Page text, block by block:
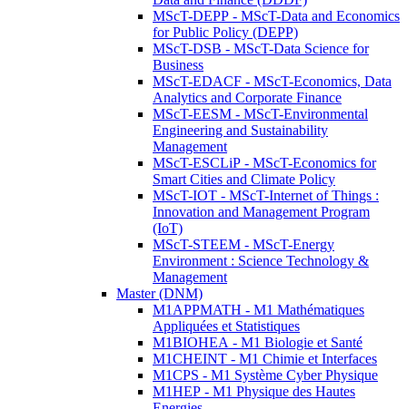
MScT-DEPP - MScT-Data and Economics
for Public Policy (DEPP)
MScT-DSB - MScT-Data Science for
Business
MScT-EDACF - MScT-Economics, Data
Analytics and Corporate Finance
MScT-EESM - MScT-Environmental
Engineering and Sustainability
Management
MScT-ESCLiP - MScT-Economics for
Smart Cities and Climate Policy
MScT-IOT - MScT-Internet of Things :
Innovation and Management Program
(IoT)
MScT-STEEM - MScT-Energy
Environment : Science Technology &
Management
Master (DNM)
M1APPMATH - M1 Mathématiques
Appliquées et Statistiques
M1BIOHEA - M1 Biologie et Santé
M1CHEINT - M1 Chimie et Interfaces
M1CPS - M1 Système Cyber Physique
M1HEP - M1 Physique des Hautes